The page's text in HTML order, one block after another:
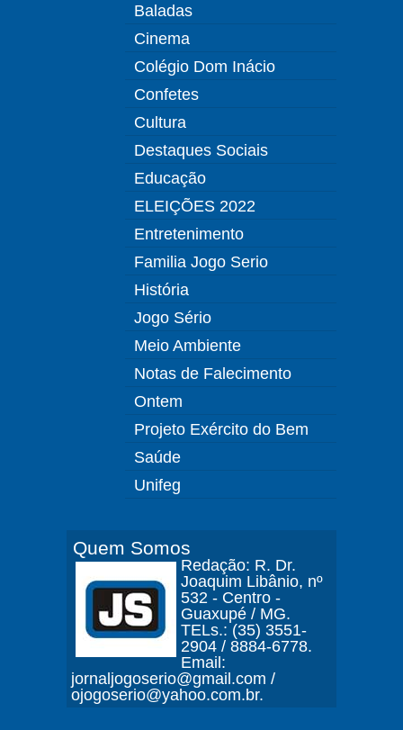
Baladas
Cinema
Colégio Dom Inácio
Confetes
Cultura
Destaques Sociais
Educação
ELEIÇÕES 2022
Entretenimento
Familia Jogo Serio
História
Jogo Sério
Meio Ambiente
Notas de Falecimento
Ontem
Projeto Exército do Bem
Saúde
Unifeg
Quem Somos
Redação: R. Dr.
Joaquim Libânio, nº
532 - Centro -
Guaxupé / MG.
TELs.: (35) 3551-
2904 / 8884-6778.
Email:
jornaljogoserio@gmail.com /
ojogoserio@yahoo.com.br.